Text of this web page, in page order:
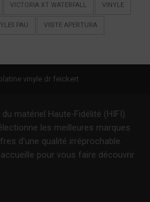
VICTORIA XT WATERFALL VINYLE
PAU VISITE APERTURA
vinyle dr feickert
matériel Haute-Fidélité (HIFI).
les meilleures marques
d'une qualité irréprochable.
pour vous faire découvrir